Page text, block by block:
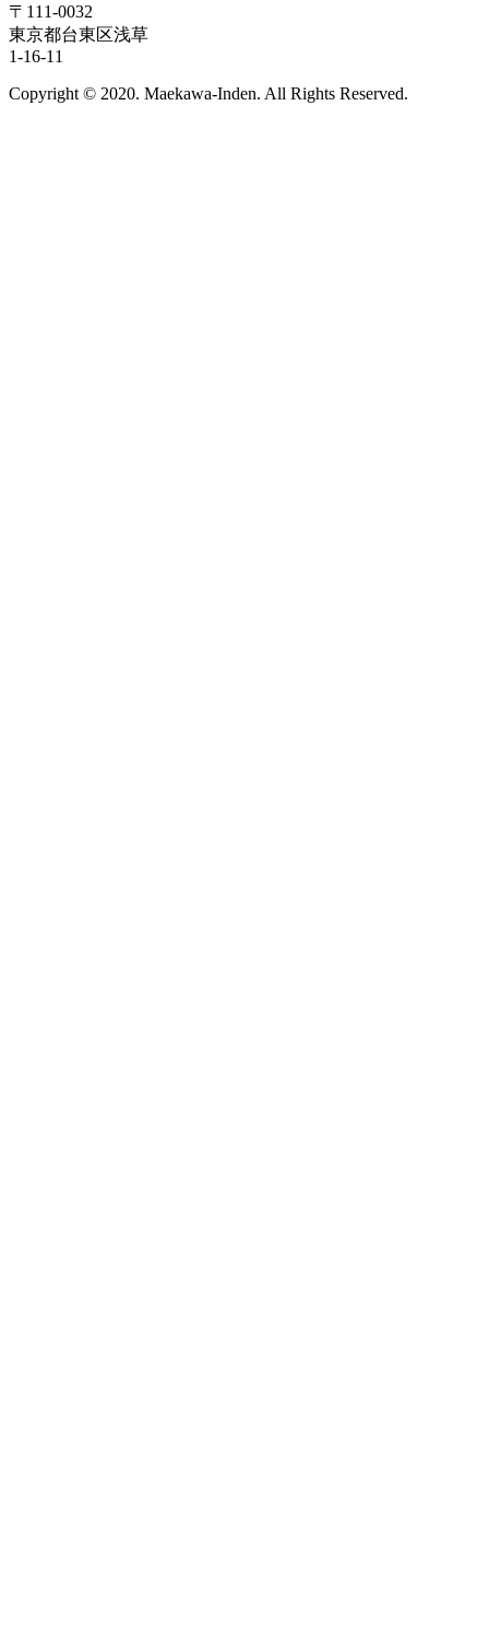
〒111-0032
東京都台東区浅草
1-16-11
Copyright © 2020. Maekawa-Inden. All Rights Reserved.